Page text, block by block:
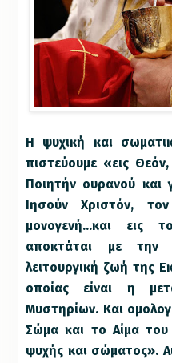
Η ψυχική και
πιστεύουμε «εις
Ποιητήν ουρανού και
Ιησούν Χριστόν,
μονογενή…και εις
αποκτάται με την
λειτουργική ζωή της
οποίας είναι η
Μυστηρίων. Και
Σώμα και το Αίμα του
ψυχής και σώματος».